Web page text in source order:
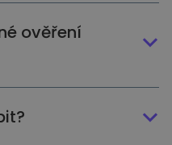
ověření